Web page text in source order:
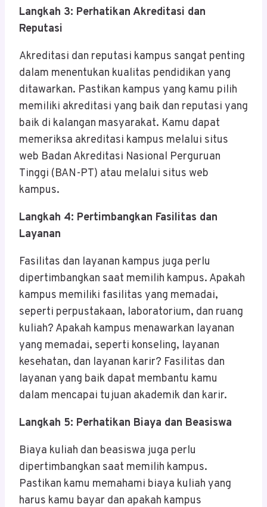
Langkah 3: Perhatikan Akreditasi dan
Reputasi
Akreditasi dan reputasi kampus sangat penting
dalam menentukan kualitas pendidikan yang
ditawarkan. Pastikan kampus yang kamu pilih
memiliki akreditasi yang baik dan reputasi yang
baik di kalangan masyarakat. Kamu dapat
memeriksa akreditasi kampus melalui situs
web Badan Akreditasi Nasional Perguruan
Tinggi (BAN-PT) atau melalui situs web
kampus.
Langkah 4: Pertimbangkan Fasilitas dan
Layanan
Fasilitas dan layanan kampus juga perlu
dipertimbangkan saat memilih kampus. Apakah
kampus memiliki fasilitas yang memadai,
seperti perpustakaan, laboratorium, dan ruang
kuliah? Apakah kampus menawarkan layanan
yang memadai, seperti konseling, layanan
kesehatan, dan layanan karir? Fasilitas dan
layanan yang baik dapat membantu kamu
dalam mencapai tujuan akademik dan karir.
Langkah 5: Perhatikan Biaya dan Beasiswa
Biaya kuliah dan beasiswa juga perlu
dipertimbangkan saat memilih kampus.
Pastikan kamu memahami biaya kuliah yang
harus kamu bayar dan apakah kampus